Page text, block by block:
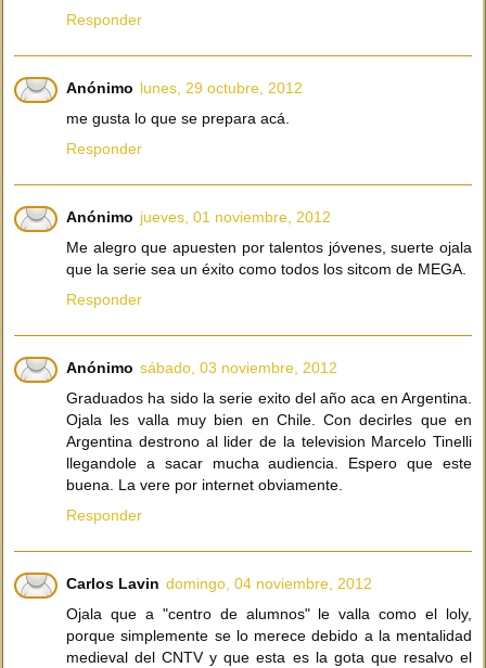
Responder
Anónimo lunes, 29 octubre, 2012
me gusta lo que se prepara acá.
Responder
Anónimo jueves, 01 noviembre, 2012
Me alegro que apuesten por talentos jóvenes, suerte ojala
que la serie sea un éxito como todos los sitcom de MEGA.
Responder
Anónimo sábado, 03 noviembre, 2012
Graduados ha sido la serie exito del año aca en Argentina.
Ojala les valla muy bien en Chile. Con decirles que en
Argentina destrono al lider de la television Marcelo Tinelli
llegandole a sacar mucha audiencia. Espero que este
buena. La vere por internet obviamente.
Responder
Carlos Lavin domingo, 04 noviembre, 2012
Ojala que a "centro de alumnos" le valla como el loly,
porque simplemente se lo merece debido a la mentalidad
medieval del CNTV y que esta es la gota que resalvo el